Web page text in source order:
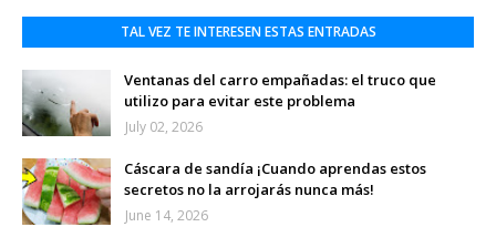
TAL VEZ TE INTERESEN ESTAS ENTRADAS
Ventanas del carro empañadas: el truco que
utilizo para evitar este problema
July 02, 2026
Cáscara de sandía ¡Cuando aprendas estos
secretos no la arrojarás nunca más!
June 14, 2026